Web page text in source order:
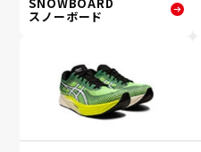
スノーボード